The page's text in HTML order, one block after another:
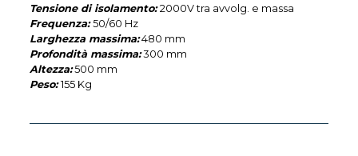
Tensione di isolamento:2000V tra avvolg. e massa
Frequenza:50/60 Hz
Larghezza massima:480 mm
Profondità massima:300 mm
Altezza:500 mm
Peso:155 Kg